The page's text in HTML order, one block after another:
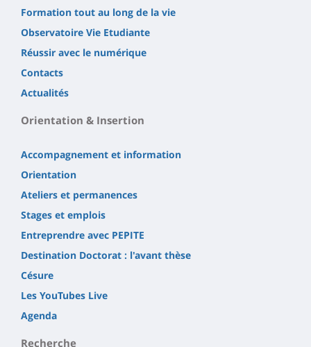
Formation tout au long de la vie
Observatoire Vie Etudiante
Réussir avec le numérique
Contacts
Actualités
Orientation & Insertion
Accompagnement et information
Orientation
Ateliers et permanences
Stages et emplois
Entreprendre avec PEPITE
Destination Doctorat : l'avant thèse
Césure
Les YouTubes Live
Agenda
Recherche